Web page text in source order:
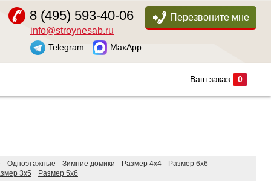
8 (495) 593-40-06
info@stroynesab.ru
Перезвоните мне
Telegram MaxApp
Ваш заказ 0
Одноэтажные Зимние домики Размер 4х4
Размер 6х6
3х5 Размер 5х6